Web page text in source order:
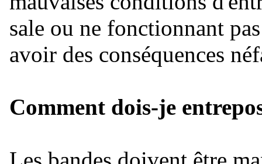
sale ou ne fonctionnant
avoir des conséquences
Comment dois-je